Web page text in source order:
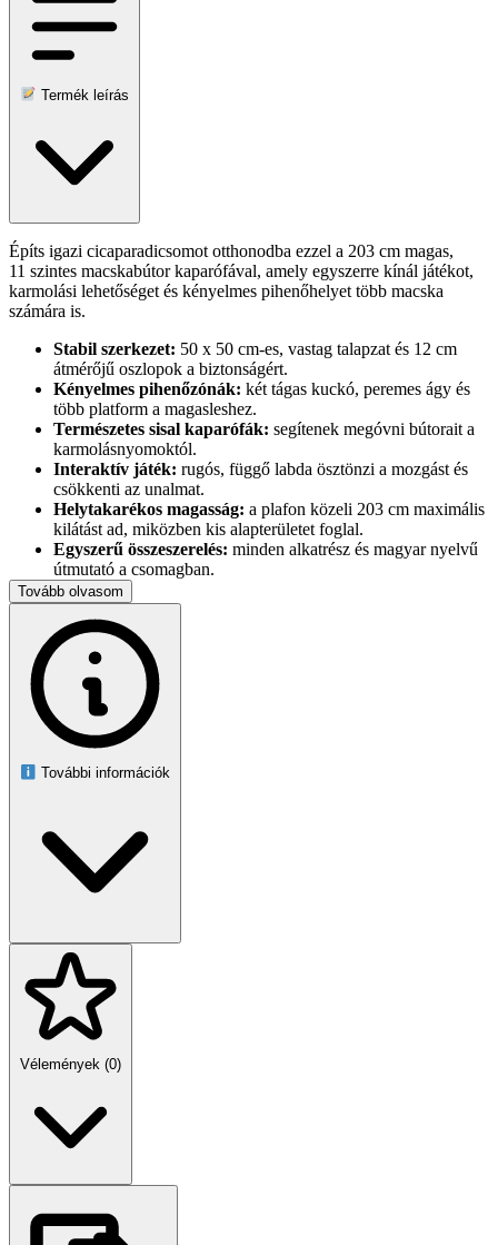
Termék leírás
Építs igazi cicaparadicsomot otthonodba ezzel a 203 cm magas,
11 szintes macskabútor kaparófával, amely egyszerre kínál játékot,
karmolási lehetőséget és kényelmes pihenőhelyet több macska
számára is.
Stabil szerkezet: 50 x 50 cm-es, vastag talapzat és 12 cm
átmérőjű oszlopok a biztonságért.
Kényelmes pihenőzónák: két tágas kuckó, peremes ágy és
több platform a magasleshez.
Természetes sisal kaparófák: segítenek megóvni bútorait a
karmolásnyomoktól.
Interaktív játék: rugós, függő labda ösztönzi a mozgást és
csökkenti az unalmat.
Helytakarékos magasság: a plafon közeli 203 cm maximális
kilátást ad, miközben kis alapterületet foglal.
Egyszerű összeszerelés: minden alkatrész és magyar nyelvű
útmutató a csomagban.
Méretek részletesen
Alaplap: 50 x 50 x 1,5 cm
1. platform: 30 x 30 x 1,5 cm
2. platform: 50 x 19,5 x 1,5 cm
3. platform: 30 x 30 x 1,5 cm
4. platform: 50 x 19,5 x 1,5 cm
5. platform: 50 x 50 x 1,5 cm
6. platform: 30 x 24,5 x 1,5 cm
Peremes ágy: Ø 32 x 9 cm
Függő játék: 14–27 cm rugalmas zsinór, 4,3 cm labda
Legfőbb előnyök
Ez a Springos macskafa hosszú órákra lefoglalja kedvencét,
csökkenti a stresszt és támogatja az egészséges karmok kialakulását,
miközben elegáns megjelenésével gazdagítja otthonát.
Tovább olvasom
További információk
Vélemények (0)